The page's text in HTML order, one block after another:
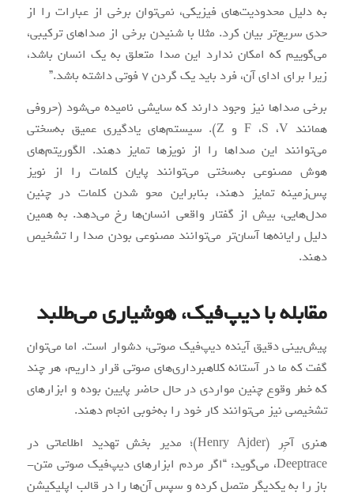
به دلیل محدودیت‌های فیزیکی، نمی‌توان برخی از عبارات را از
حدی سریع‌تر بیان کرد. مثلا با شنیدن برخی از صداهای ترکیبی،
می‌گوییم که امکان ندارد این صدا متعلق به یک انسان باشد،
زیرا برای ادای آن، فرد باید یک گردن 7 فوتی داشته باشد.”
برخی صداها نیز وجود دارند که سایشی نامیده می‌شود (حروفی
همانند F ،S ،V و Z). سیستم‌های یادگیری عمیق به‌سختی
می‌توانند این صداها را از نویزها تمایز دهند. الگوریتم‌های
هوش مصنوعی به‌سختی می‌توانند پایان کلمات را از نویز
پس‌زمینه تمایز دهند، بنابراین محو شدن کلمات در چنین
مدل‌هایی، بیش از گفتار واقعی انسان‌ها رخ می‌دهد. به همین
دلیل رایانه‌ها آسان‌تر می‌توانند مصنوعی بودن صدا را تشخیص
دهند.
مقابله با دیپ‌‎فیک، هوشیاری می‌طلبد
پیش‌بینی دقیق آینده دیپ‌فیک صوتی، دشوار است. اما می‌توان
گفت که ما در آستانه کلاهبرداری‌های صوتی قرار داریم، هر چند
که خطر وقوع چنین مواردی در حال حاضر پایین بوده و ابزارهای
تشخیصی نیز می‌توانند کار خود را به‌خوبی انجام دهند.
هنری آجِر (Henry Ajder)؛ مدیر بخش تهدید اطلاعاتی در
Deeptrace، می‌گوید: “اگر مردم ابزارهای دیپ‌فیک صوتی متن-
باز را به یکدیگر متصل کرده و سپس آن‌ها را در قالب اپلیکیشن